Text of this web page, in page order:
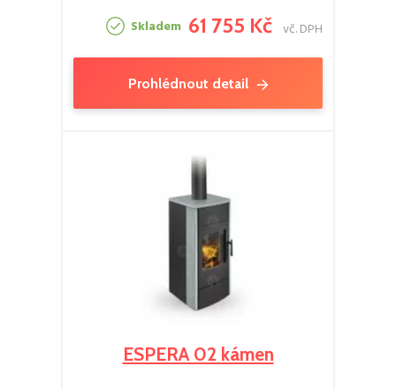
Skladem 61 755 Kč vč. DPH
Prohlédnout detail
ESPERA 02 kámen